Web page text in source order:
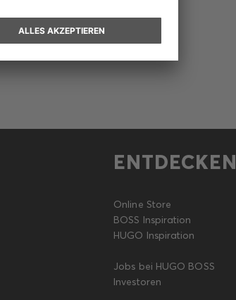
ENTDECKEN
Online Store
BOSS Inspiration
HUGO Inspiration
Jobs bei HUGO BOSS
Investoren